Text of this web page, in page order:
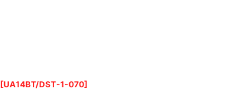
[UA14BT/DST-1-070]